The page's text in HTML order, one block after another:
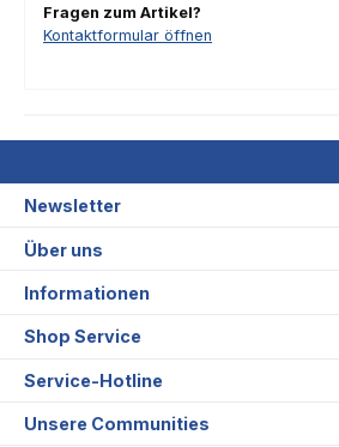
Fragen zum Artikel?
Kontaktformular öffnen
Newsletter
Über uns
Informationen
Shop Service
Service-Hotline
Unsere Communities